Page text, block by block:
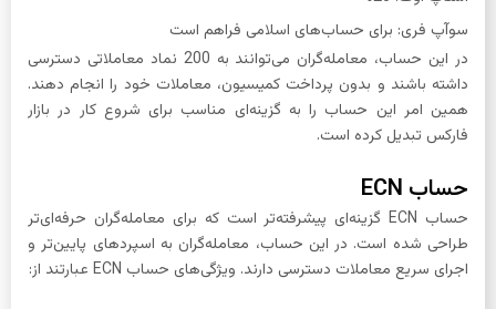
سوآپ فری: برای حساب‌های اسلامی فراهم است
در این حساب، معامله‌گران می‌توانند به 200 نماد معاملاتی دسترسی
داشته باشند و بدون پرداخت کمیسیون، معاملات خود را انجام دهند.
همین امر این حساب را به گزینه‌ای مناسب برای شروع کار در بازار
فارکس تبدیل کرده است.
حساب ECN
حساب ECN گزینه‌ای پیشرفته‌تر است که برای معامله‌گران حرفه‌ای‌تر
طراحی شده است. در این حساب، معامله‌گران به اسپردهای پایین‌تر و
اجرای سریع معاملات دسترسی دارند. ویژگی‌های حساب ECN عبارتند از: